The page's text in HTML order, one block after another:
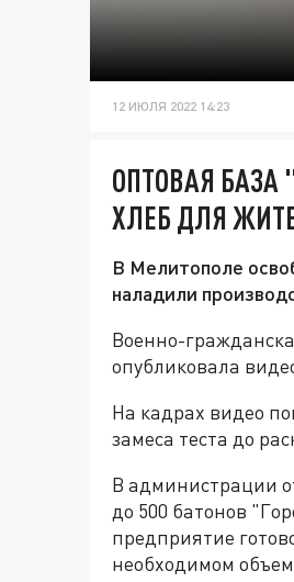
12 ИЮЛЯ 2022 14:23
ОПТОВАЯ
ХЛЕБ ДЛЯ
В Мелитополе
наладили
Военно-
опубликовала
На кадрах видео
замеса теста до
В администрации
до 500 батонов
предприятие
необходимом